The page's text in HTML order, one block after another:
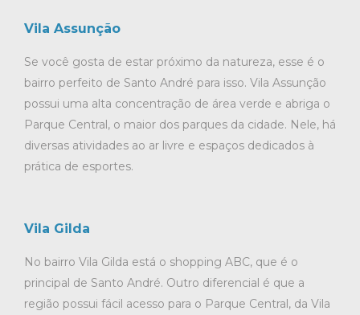
Vila Assunção
Se você gosta de estar próximo da natureza, esse é o
bairro perfeito de Santo André para isso. Vila Assunção
possui uma alta concentração de área verde e abriga o
Parque Central, o maior dos parques da cidade. Nele, há
diversas atividades ao ar livre e espaços dedicados à
prática de esportes.
Vila Gilda
No bairro Vila Gilda está o shopping ABC, que é o
principal de Santo André. Outro diferencial é que a
região possui fácil acesso para o Parque Central, da Vila